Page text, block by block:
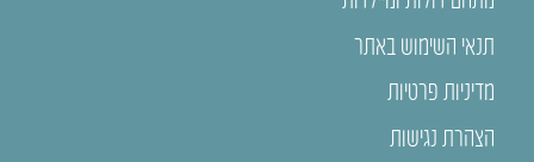
תנאי השימוש באתר
מדיניות פרטיות
הצהרת נגישות